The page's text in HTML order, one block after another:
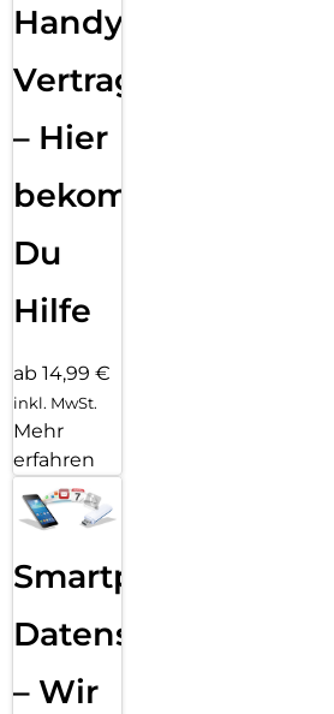
Handy
Vertragsabwicklung
– Hier
bekommst
Du
Hilfe
ab 14,99 €
inkl. MwSt.
Mehr
erfahren
Smartphone
Datensicherung
– Wir